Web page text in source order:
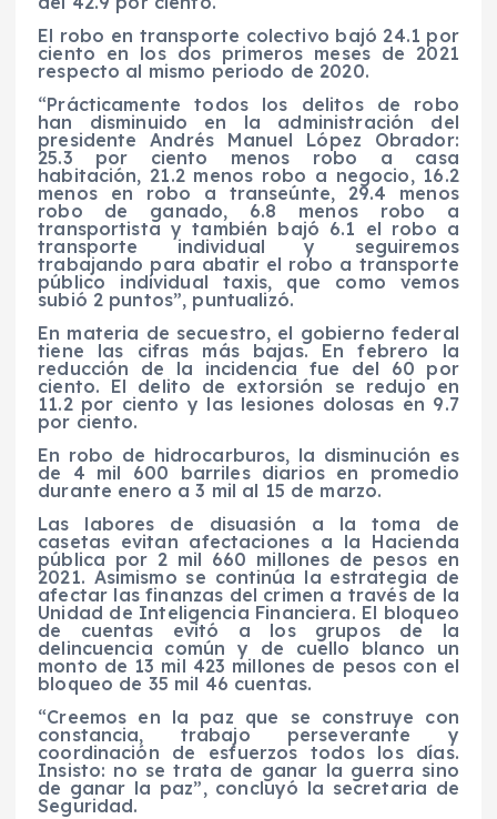
El robo en transporte colectivo bajó 24.1 por
ciento en los dos primeros meses de 2021
respecto al mismo periodo de 2020.
“Prácticamente todos los delitos de robo
han disminuido en la administración del
presidente Andrés Manuel López Obrador:
25.3 por ciento menos robo a casa
habitación, 21.2 menos robo a negocio, 16.2
menos en robo a transeúnte, 29.4 menos
robo de ganado, 6.8 menos robo a
transportista y también bajó 6.1 el robo a
transporte individual y seguiremos
trabajando para abatir el robo a transporte
público individual taxis, que como vemos
subió 2 puntos”, puntualizó.
En materia de secuestro, el gobierno federal
tiene las cifras más bajas. En febrero la
reducción de la incidencia fue del 60 por
ciento. El delito de extorsión se redujo en
11.2 por ciento y las lesiones dolosas en 9.7
por ciento.
En robo de hidrocarburos, la disminución es
de 4 mil 600 barriles diarios en promedio
durante enero a 3 mil al 15 de marzo.
Las labores de disuasión a la toma de
casetas evitan afectaciones a la Hacienda
pública por 2 mil 660 millones de pesos en
2021. Asimismo se continúa la estrategia de
afectar las finanzas del crimen a través de la
Unidad de Inteligencia Financiera. El bloqueo
de cuentas evitó a los grupos de la
delincuencia común y de cuello blanco un
monto de 13 mil 423 millones de pesos con el
bloqueo de 35 mil 46 cuentas.
“Creemos en la paz que se construye con
constancia, trabajo perseverante y
coordinación de esfuerzos todos los días.
Insisto: no se trata de ganar la guerra sino
de ganar la paz”, concluyó la secretaria de
Seguridad.